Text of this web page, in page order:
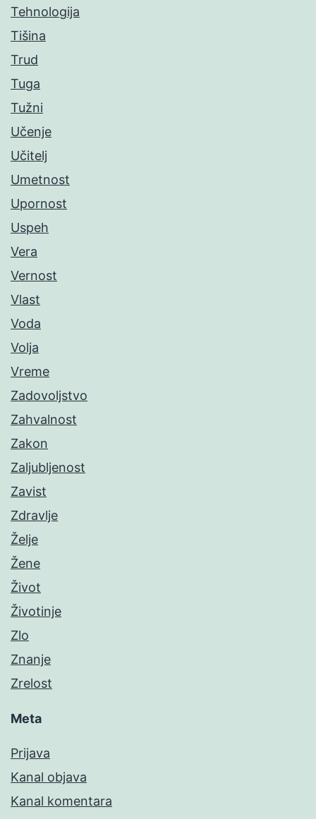
Tehnologija
Tišina
Trud
Tuga
Tužni
Učenje
Učitelj
Umetnost
Upornost
Uspeh
Vera
Vernost
Vlast
Voda
Volja
Vreme
Zadovoljstvo
Zahvalnost
Zakon
Zaljubljenost
Zavist
Zdravlje
Želje
Žene
Život
Životinje
Zlo
Znanje
Zrelost
Meta
Prijava
Kanal objava
Kanal komentara